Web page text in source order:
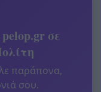
σε
παράπονα,
σου.